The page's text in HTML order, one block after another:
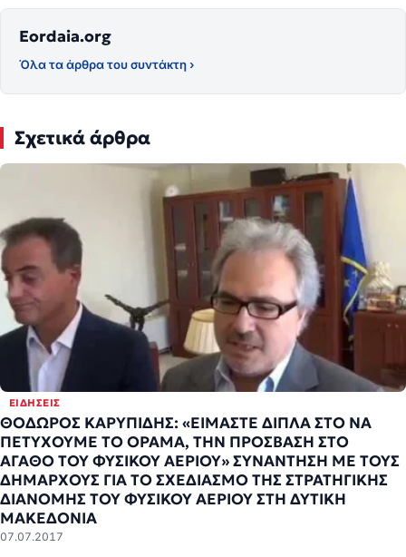
Eordaia.org
Όλα τα άρθρα του συντάκτη ›
Σχετικά άρθρα
ΕΙΔΉΣΕΙΣ
ΘΟΔΩΡΟΣ ΚΑΡΥΠΙΔΗΣ: «ΕΙΜΑΣΤΕ ΔΙΠΛΑ ΣΤΟ ΝΑ
ΠΕΤΥΧΟΥΜΕ ΤΟ ΟΡΑΜΑ, ΤΗΝ ΠΡΟΣΒΑΣΗ ΣΤΟ
ΑΓΑΘΟ ΤΟΥ ΦΥΣΙΚΟΥ ΑΕΡΙΟΥ» ΣΥΝΑΝΤΗΣΗ ΜΕ ΤΟΥΣ
ΔΗΜΑΡΧΟΥΣ ΓΙΑ ΤΟ ΣΧΕΔΙΑΣΜΟ ΤΗΣ ΣΤΡΑΤΗΓΙΚΗΣ
ΔΙΑΝΟΜΗΣ ΤΟΥ ΦΥΣΙΚΟΥ ΑΕΡΙΟΥ ΣΤΗ ΔΥΤΙΚΗ
ΜΑΚΕΔΟΝΙΑ
07.07.2017